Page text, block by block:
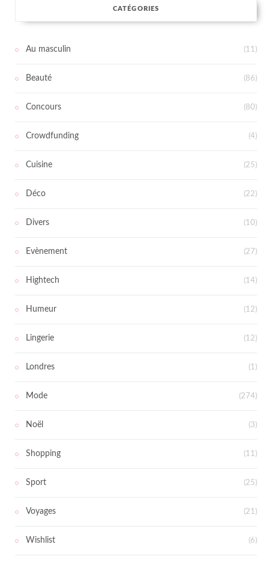
CATÉGORIES
Au masculin (11)
Beauté (86)
Concours (80)
Crowdfunding (4)
Cuisine (25)
Déco (22)
Divers (10)
Evènement (27)
Hightech (14)
Humeur (12)
Lingerie (12)
Londres (1)
Mode (274)
Noël (3)
Shopping (11)
Sport (25)
Voyages (21)
Wishlist (6)